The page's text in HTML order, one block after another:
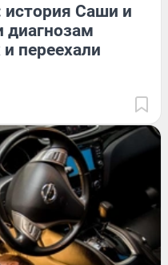
история Саши и
диагнозам
переехали